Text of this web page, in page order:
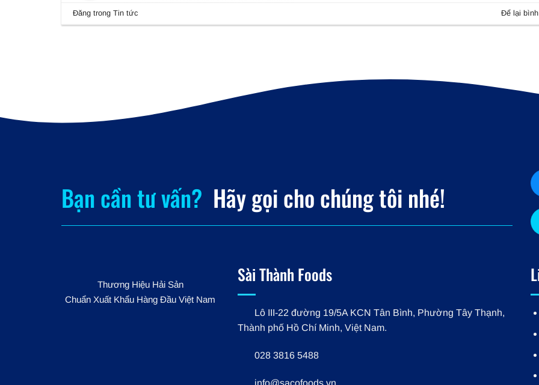
Đăng trongTin tức Để lại
Bạn cần tư vấn? Hãy gọi cho chúng tôi nhé!
Thương Hiệu Hải Sản
Chuẩn Xuất Khẩu Hàng Đầu Việt Nam
Sài Thành Foods
Lô III-22 đường 19/5A KCN Tân Bình, Phường Tây Thạnh,
Thành phố Hồ Chí Minh, Việt Nam.
028 3816 5488
info@sacofoods.vn